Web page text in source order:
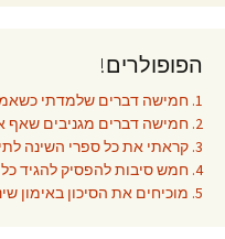
הפופולרים!
1. חמישה דברים שלמדתי כשאמרתי כן לבת שלי במשך 24 שעות
2. חמישה דברים מגניבים שאף אחד לא אמר לך על הנקה לילית
3. קראתי את כל ספרי השינה לתינוקות
4. חמש סיבות להפסיק להגיד כל הכבוד!
5. מוכיחים את הסיכון באימון שינה לתינוקות